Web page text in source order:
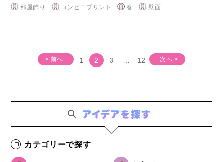
部屋飾り コンビニプリント 春 壁面
< 前へ 1 2 3 12 次へ >
カテゴリーで探す